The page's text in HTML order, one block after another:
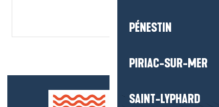
PÉNESTIN
PIRIAC-SUR-MER
SAINT-LYPHARD